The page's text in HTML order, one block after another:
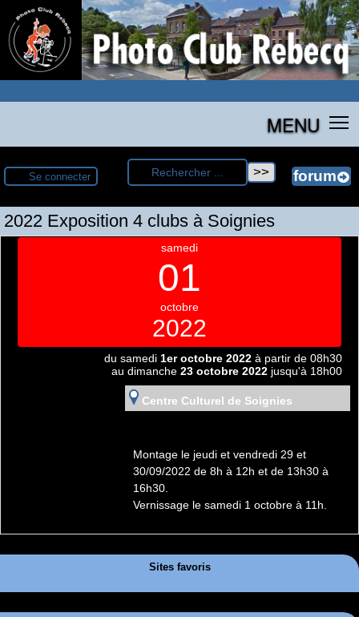
MENU
Se connecter
2022 Exposition 4 clubs à Soignies
samedi
01
octobre
2022
du samedi 1er octobre 2022 à partir de 08h30
au dimanche 23 octobre 2022 jusqu'à 18h00
Centre Culturel de Soignies
Montage le jeudi et vendredi 29 et
30/09/2022 de 8h à 12h et de 13h30 à
16h30.
Vernissage le samedi 1 octobre à 11h.
Sites favoris